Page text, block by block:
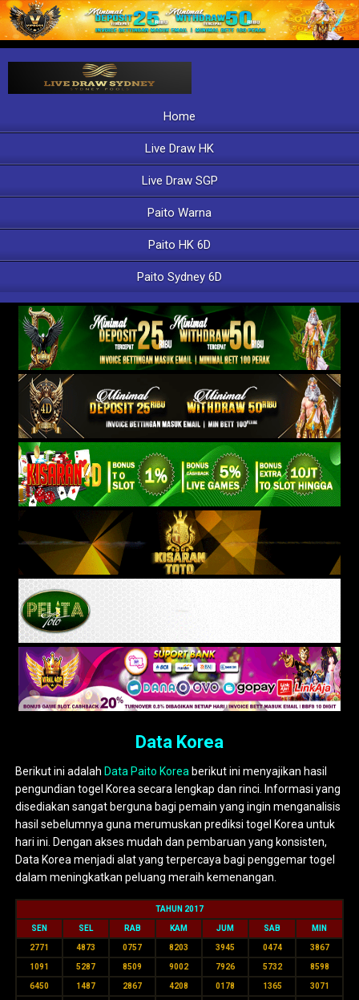
Home
Live Draw HK
Live Draw SGP
Paito Warna
Paito HK 6D
Paito Sydney 6D
Data Korea
Berikut ini adalah Data Paito Korea berikut ini menyajikan hasil
pengundian togel Korea secara lengkap dan rinci. Informasi yang
disediakan sangat berguna bagi pemain yang ingin menganalisis
hasil sebelumnya guna merumuskan prediksi togel Korea untuk
hari ini. Dengan akses mudah dan pembaruan yang konsisten,
Data Korea menjadi alat yang terpercaya bagi penggemar togel
dalam meningkatkan peluang meraih kemenangan.
TAHUN 2017
SEN SEL RAB KAM JUM SAB MIN
2771 4873 0757 8203 3945 0474 3867
1091 5287 8509 9002 7926 5732 8598
6450 1487 2867 4208 0178 1365 3071